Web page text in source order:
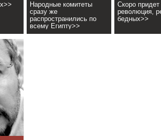
Народные комитеты
сразу же
распространились по
всему Египту>>
Скоро
революция,
бедных>>